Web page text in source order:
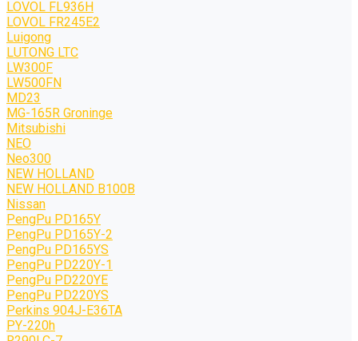
LOVOL FL936H
LOVOL FR245E2
Luigong
LUTONG LTC
LW300F
LW500FN
MD23
MG-165R Groninge
Mitsubishi
NEO
Neo300
NEW HOLLAND
NEW HOLLAND B100B
Nissan
PengPu PD165Y
PengPu PD165Y-2
PengPu PD165YS
PengPu PD220Y-1
PengPu PD220YE
PengPu PD220YS
Perkins 904J-E36TA
PY-220h